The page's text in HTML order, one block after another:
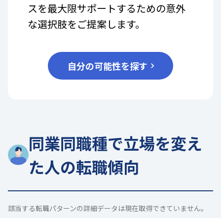
スを最大限サポートするための意外
な選択肢をご提案します。
自分の可能性を探す
同業同職種で立場を変え
た人の転職傾向
該当する転職パターンの詳細データは現在取得できていません。